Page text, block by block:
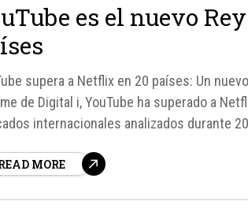
es el nuevo
supera a Netflix en 20 países: Un
de Digital i, YouTube ha superado a
internacionales analizados durante
MORE